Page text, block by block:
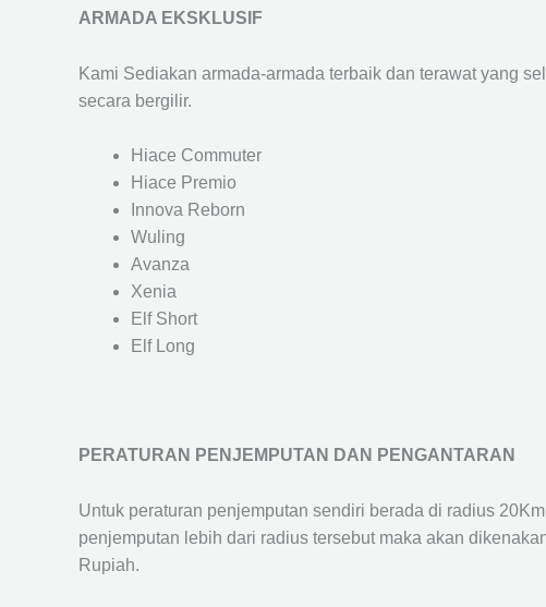
ARMADA EKSKLUSIF
Kami Sediakan armada-armada terbaik dan terawat yang
secara bergilir.
Hiace Commuter
Hiace Premio
Innova Reborn
Wuling
Avanza
Xenia
Elf Short
Elf Long
PERATURAN PENJEMPUTAN DAN PENGANTARAN
Untuk peraturan penjemputan sendiri berada di radius
penjemputan lebih dari radius tersebut maka akan
Rupiah.